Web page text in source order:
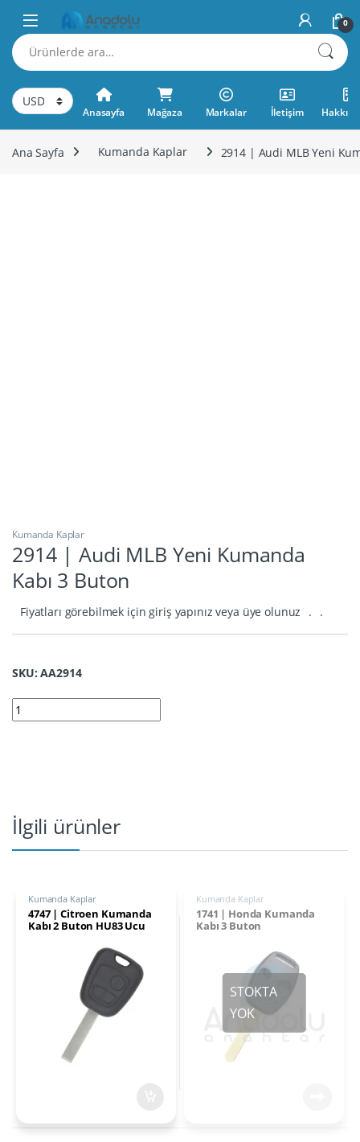
Skip to navigation
Skip to content
0
Ara:
Anasayfa Mağaza Markalar İletişim
Ana Sayfa Kumanda Kaplar 2914 | Audi MLB Yeni
Kumanda Kaplar
2914 | Audi MLB Yeni Kumanda
Kabı 3 Buton
Fiyatları görebilmek için giriş yapınız veya üye olunuz . .
SKU: AA2914
2914 | Audi MLB Yeni Kumanda Kabı 3 Buton quantity
İlgili ürünler
Kumanda Kaplar
4747 | Citroen Kumanda
Kabı 2 Buton HU83 Ucu
Kumanda Kaplar
1741 | Honda Kumanda
Kabı 3 Buton